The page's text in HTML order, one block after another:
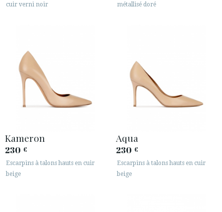
cuir verni noir
métallisé doré
Kameron
230 €
Escarpins à talons hauts en cuir
beige
Aqua
230 €
Escarpins à talons hauts en cuir
beige